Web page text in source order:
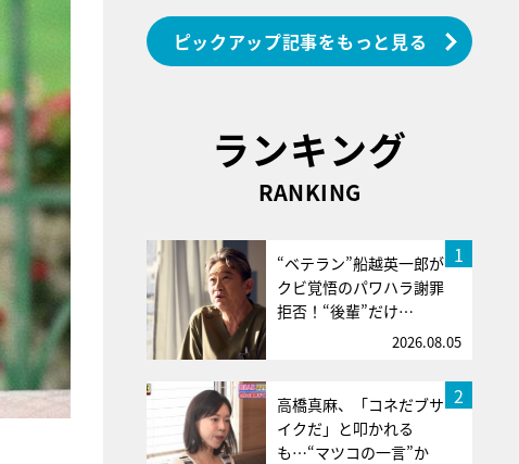
ピックアップ記事をもっと見る
ランキング
RANKING
1
“ベテラン”船越英一郎が
クビ覚悟のパワハラ謝罪
拒否！“後輩”だけ…
2026.08.05
2
高橋真麻、「コネだブサ
イクだ」と叩かれる
も…“マツコの一言”か